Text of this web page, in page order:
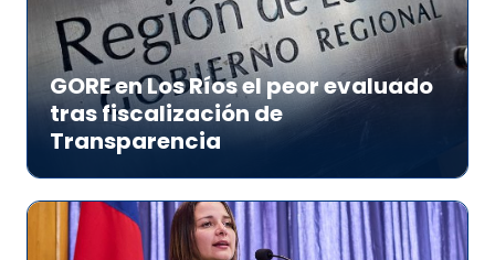
GORE en Los Ríos el peor evaluado
tras fiscalización de
Transparencia